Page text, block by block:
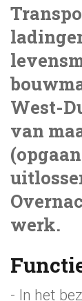
West-
van
werk.
- In het